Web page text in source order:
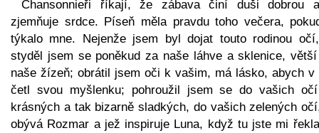
Chansonnieři říkají, že zábava činí duši dobrou
zjemňuje srdce. Píseň měla pravdu toho večera,
týkalo mne. Nejenže jsem byl dojat touto rodinou
styděl jsem se poněkud za naše láhve a sklenice,
naše žízeň; obrátil jsem oči k vašim, má lásko, abych v
četl svou myšlenku; pohroužil jsem se do vašich
krásných a tak bizarně sladkých, do vašich zelených
obývá Rozmar a jež inspiruje Luna, když tu jste mi